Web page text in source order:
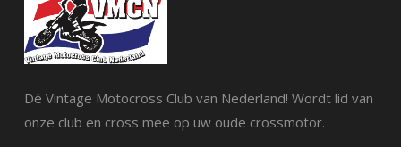
Dé Vintage Motocross Club van Nederland! Wordt lid van
onze club en cross mee op uw oude crossmotor.